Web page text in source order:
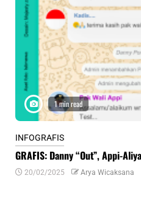
1 min read
INFOGRAFIS
GRAFIS: Danny “Out”, Appi-
20/02/2025 Arya Wicaksana